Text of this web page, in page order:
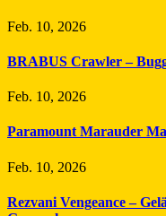
Feb. 10, 2026
BRABUS Crawler –
Feb. 10, 2026
Paramount Marauder
Feb. 10, 2026
Rezvani Vengeance –